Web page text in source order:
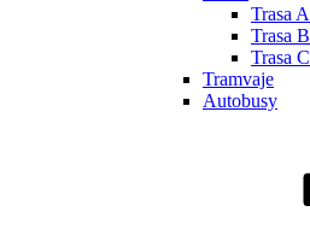
Trasa A
Trasa B
Trasa C
Tramvaje
Autobusy